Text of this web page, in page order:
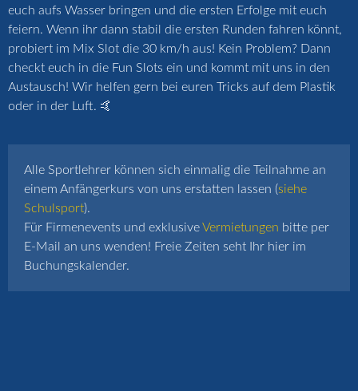
euch aufs Wasser bringen und die ersten Erfolge mit euch
feiern. Wenn ihr dann stabil die ersten Runden fahren könnt,
probiert im Mix Slot die 30 km/h aus! Kein Problem? Dann
checkt euch in die Fun Slots ein und kommt mit uns in den
Austausch! Wir helfen gern bei euren Tricks auf dem Plastik
oder in der Luft. 🤙
Alle Sportlehrer können sich einmalig die Teilnahme an
einem Anfängerkurs von uns erstatten lassen (siehe
Schulsport).
Für Firmenevents und exklusiveVermietungen bitte per
E-Mail an uns wenden! Freie Zeiten seht Ihr hier im
Buchungskalender.